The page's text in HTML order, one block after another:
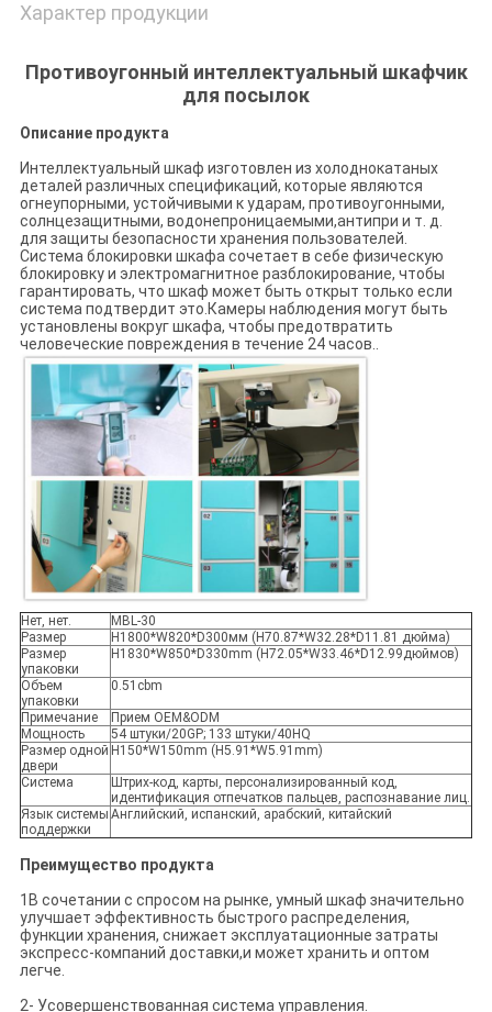
Характер продукции
Противоугонный интеллектуальный шкафчик
для посылок
Описание продукта
Интеллектуальный шкаф изготовлен из холоднокатаных
деталей различных спецификаций, которые являются
огнеупорными, устойчивыми к ударам, противоугонными,
солнцезащитными, водонепроницаемыми,антипри и т. д.
для защиты безопасности хранения пользователей.
Система блокировки шкафа сочетает в себе физическую
блокировку и электромагнитное разблокирование, чтобы
гарантировать, что шкаф может быть открыт только если
система подтвердит это.Камеры наблюдения могут быть
установлены вокруг шкафа, чтобы предотвратить
человеческие повреждения в течение 24 часов..
Нет, нет.
MBL-30
Размер
H1800*W820*D300мм (H70.87*W32.28*D11.81 дюйма)
Размер
упаковки
H1830*W850*D330mm (H72.05*W33.46*D12.99дюймов)
Объем
упаковки
0.51cbm
Примечание
Прием OEM&ODM
Мощность
54 штуки/20GP; 133 штуки/40HQ
Размер одной
двери
H150*W150mm (H5.91*W5.91mm)
Система
Штрих-код, карты, персонализированный код,
идентификация отпечатков пальцев, распознавание лиц.
Язык системы
поддержки
Английский, испанский, арабский, китайский
Преимущество продукта
1В сочетании с спросом на рынке, умный шкаф значительно
улучшает эффективность быстрого распределения,
функции хранения, снижает эксплуатационные затраты
экспресс-компаний доставки,и может хранить и оптом
легче.
2- Усовершенствованная система управления.